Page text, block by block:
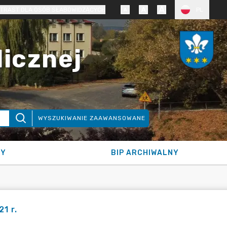
WYSZUKIWANIE ZAAWANSOWANE
BIP ARCHIWALNY
r.